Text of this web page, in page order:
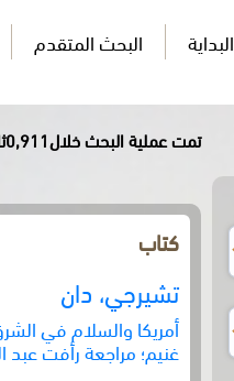
البداية البحث المتقدم
تمت عملية البحث خلال0,911ثانية
كتاب
تشيرجي، دان
أمريكا والسلام في
غنيم؛ مراجعة رأفت عبد